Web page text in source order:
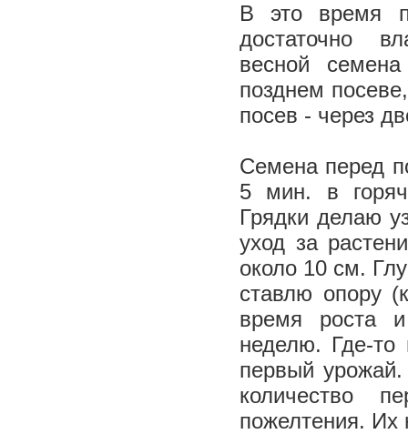
В это время
достаточно
весной
позднем
посев - через
Семена перед
5 мин. в
Грядки делаю
уход за
около 10 см.
ставлю опору
время роста
неделю. Где-то
первый
количество
пожелтения. Их